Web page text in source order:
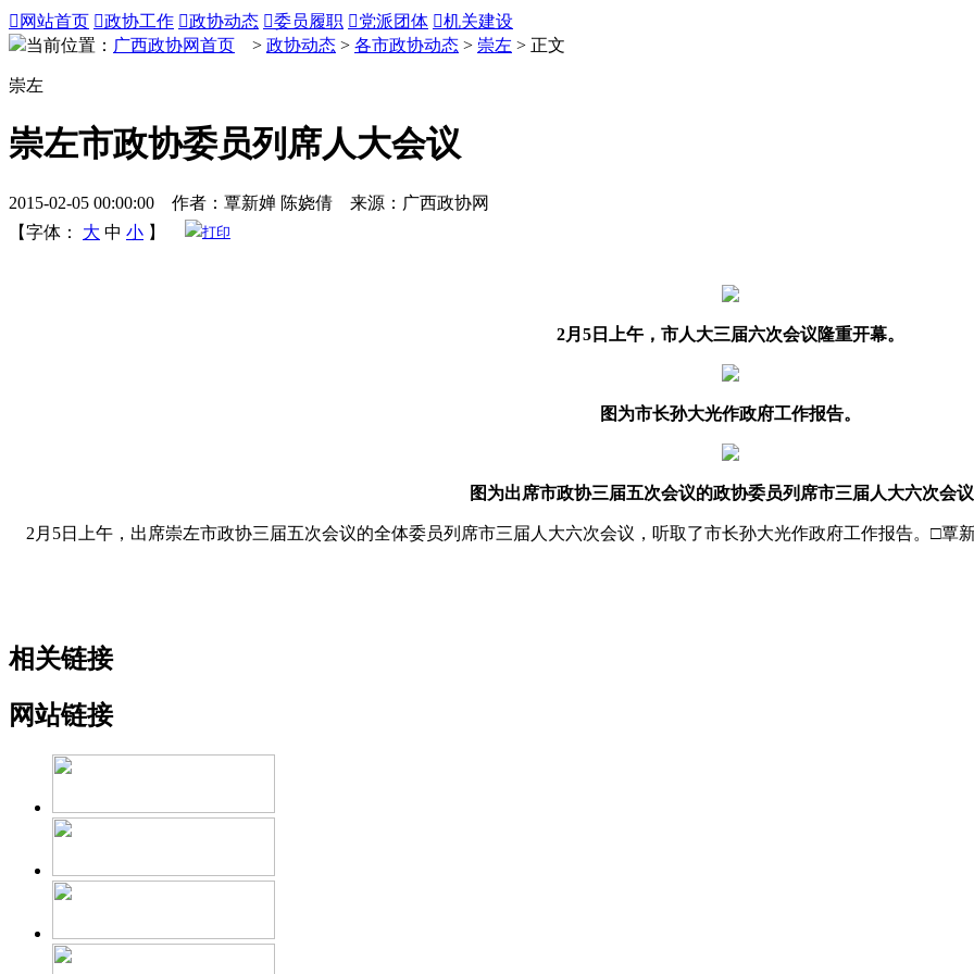
 网站首页 政协工作 政协动态 委员履职 党派团体 机关建设
当前位置： 广西政协网首页 > 政协动态 > 各市政协动态 > 崇左 > 正文
崇左
崇左市政协委员列席人大会议
2015-02-05 00:00:00 作者：覃新婵 陈娆倩 来源：广西政协网
【字体：
大 中 小 】 打印
2月5日上午，市人大三届六次会议隆重开幕。
图为市长孙大光作政府工作报告。
图为出席市政协三届五次会议的政协委员列席市三届人大六次会议
2月5日上午，出席崇左市政协三届五次会议的全体委员列席市三届人大六次会议，听取了市长孙大光作政府工作报告。□覃
相关链接
网站链接